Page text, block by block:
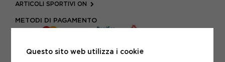
ARTICOLI SPORTIVI ON
METODI DI PAGAMENTO
Questo sito web utilizza i cookie